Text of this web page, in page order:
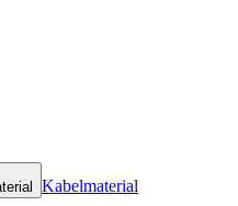
Kabelmaterial